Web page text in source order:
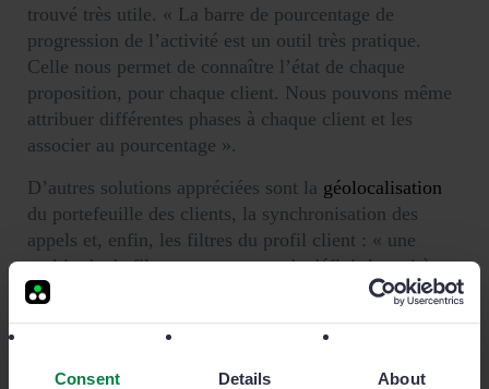
Consent Details About
trouvé très utile. « La barre de pourcentage de
progression de l’activité est un outil très pratique.
Celle nous permet de connaître l’état de chaque
proposition, pour chaque client. Nous pouvons même
attribuer différentes phases à chaque client et les
associer au pourcentage ».
D’autres solutions appréciées sont la géolocalisation
du portefeuille des clients, la synchronisation des
appels et, enfin, les filtres du profil client : « une
multitude de filtres nous permet de définir les critères
souhaités, de mieux nous concentrer sur les besoins de
chacun et de lancer des campagnes de marketing plus